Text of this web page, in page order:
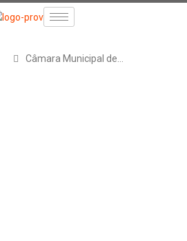
Câmara Municipal de…